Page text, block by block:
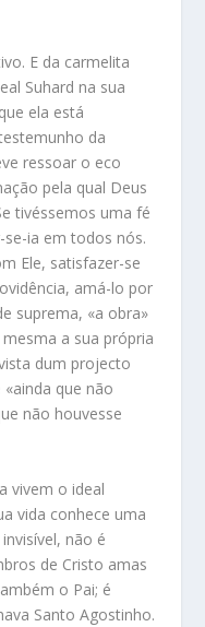
E da carmelita
Suhard na sua
ela está
da
ressoar o eco
pela qual Deus
tivéssemos uma fé
ia em todos nós.
Ele, satisfazer-se
amá-lo por
suprema, «a obra»
a sua própria
dum projecto
que não
não houvesse
vivem o ideal
vida conhece uma
não é
de Cristo amas
o Pai; é
Santo Agostinho.